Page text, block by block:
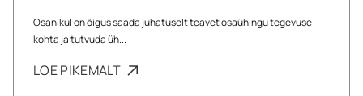
Osanikul on õigus saada juhatuselt teavet osaühingu tegevuse
kohta ja tutvuda üh...
LOE PIKEMALT